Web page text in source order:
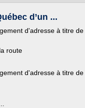
d’un ...
d'adresse à titre de
route
d'adresse à titre de